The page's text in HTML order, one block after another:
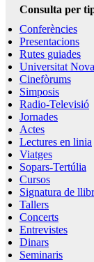
Consulta per
Conferències
Presentacions
Rutes guiades
Universitat
Cinefòrums
Simposis
Radio-Televisió
Jornades
Actes
Lectures en linia
Viatges
Sopars-Tertúlia
Cursos
Signatura de
Tallers
Concerts
Entrevistes
Dinars
Seminaris